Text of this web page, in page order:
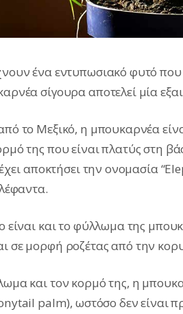
ένα εντυπωσιακό φυτό που
σίγουρα αποτελεί μία
το Μεξικό, η μπουκαρνέα
της που είναι πλατύς στη
έχει αποκτήσει την ονομασία
είναι και το φύλλωμα της
σε μορφή ροζέτας από την
και τον κορμό της, η
palm), ωστόσο δεν είναι